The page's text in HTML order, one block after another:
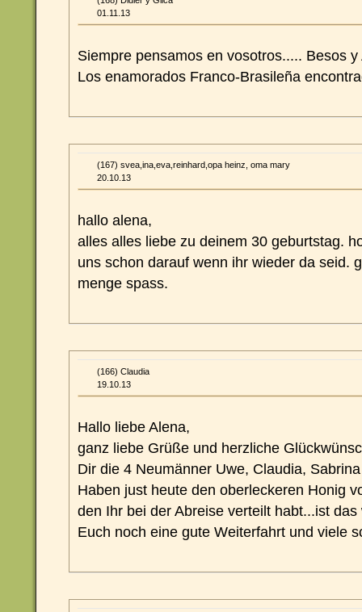
01.11.13
Siempre pensamos en vosotros..... Besos y
Los enamorados Franco-Brasileña
(167) svea,ina,eva,reinhard,opa heinz, oma mary
20.10.13
hallo alena,
alles alles liebe zu deinem 30 geburtstag.
uns schon darauf wenn ihr wieder da seid.
menge spass.
(166) Claudia
19.10.13
Hallo liebe Alena,
ganz liebe Grüße und herzliche
Dir die 4 Neumänner Uwe, Claudia,
Haben just heute den oberleckeren Honig
den Ihr bei der Abreise verteilt habt...ist
Euch noch eine gute Weiterfahrt und viele